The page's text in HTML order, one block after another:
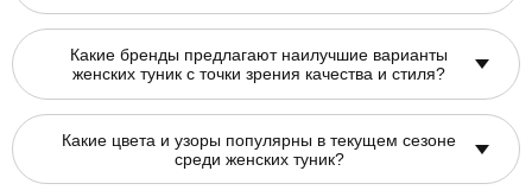
Какие бренды предлагают наилучшие варианты
женских туник с точки зрения качества и стиля?
Какие цвета и узоры популярны в текущем сезоне
среди женских туник?